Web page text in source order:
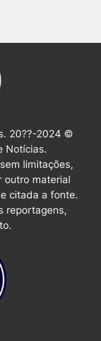
20??-2024 ©
Notícias.
limitações,
outro material
citada a fonte.
reportagens,